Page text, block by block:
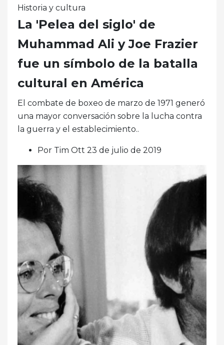
Historia y cultura
La 'Pelea del siglo' de
Muhammad Ali y Joe Frazier
fue un símbolo de la batalla
cultural en América
El combate de boxeo de marzo de 1971 generó
una mayor conversación sobre la lucha contra
la guerra y el establecimiento..
Por Tim Ott 23 de julio de 2019